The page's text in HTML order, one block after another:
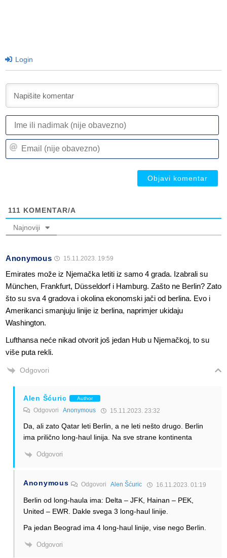
Login
111 KOMENTAR/A
Najnoviji
Anonymous 15.11.2023. 19:59
Emirates može iz Njemačka letiti iz samo 4 grada. Izabrali su
München, Frankfurt, Düsseldorf i Hamburg. Zašto ne Berlin? Zato
što su sva 4 gradova i okolina ekonomski jači od berlina. Evo i
Amerikanci smanjuju linije iz berlina, naprimjer ukidaju
Washington.
Lufthansa neće nikad otvorit još jedan Hub u Njemačkoj, to su
više puta rekli.
Odgovori
Alen Šćuric Author
Odgovori Anonymous 15.11.2023. 23:32
Da, ali zato Qatar leti Berlin, a ne leti nešto drugo. Berlin
ima prilično long-haul linija. Na sve strane kontinenta
Odgovori
Anonymous OdgovoriAlen Šćuric 16.11.2023. 01:19
Berlin od long-haula ima: Delta – JFK, Hainan – PEK,
United – EWR. Dakle svega 3 long-haul linije.
Pa jedan Beograd ima 4 long-haul linije, vise nego Berlin.
Odgovori